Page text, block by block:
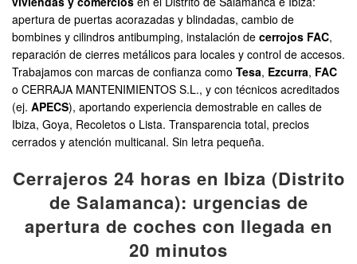
apertura de puertas acorazadas y blindadas, cambio de
bombines y cilindros antibumping, instalación de cerrojos FAC,
reparación de cierres metálicos para locales y control de accesos.
Trabajamos con marcas de confianza como Tesa, Ezcurra, FAC
o CERRAJA MANTENIMIENTOS S.L., y con técnicos acreditados
(ej. APECS), aportando experiencia demostrable en calles de
Ibiza, Goya, Recoletos o Lista. Transparencia total, precios
cerrados y atención multicanal. Sin letra pequeña.
Cerrajeros 24 horas en Ibiza (Distrito
de Salamanca): urgencias de
apertura de coches con llegada en
20 minutos